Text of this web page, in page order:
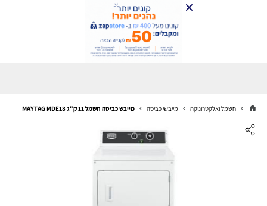
חשמל ואלקטרוניקה מייבשי כביסה מייבש כביסה חשמל 11 ק"ג MAYTAG MDE18